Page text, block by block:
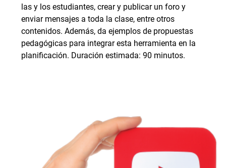
las y los estudiantes, crear y publicar un foro y
enviar mensajes a toda la clase, entre otros
contenidos. Además, da ejemplos de propuestas
pedagógicas para integrar esta herramienta en la
planificación. Duración estimada: 90 minutos.